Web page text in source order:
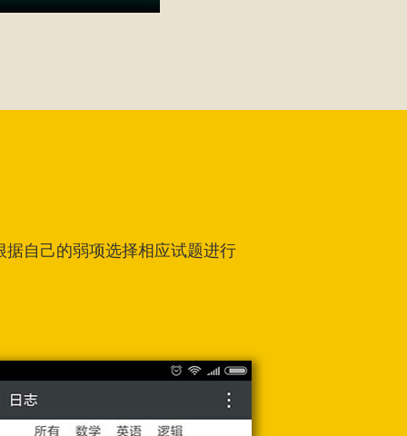
据自己的弱项选择相应试题进行